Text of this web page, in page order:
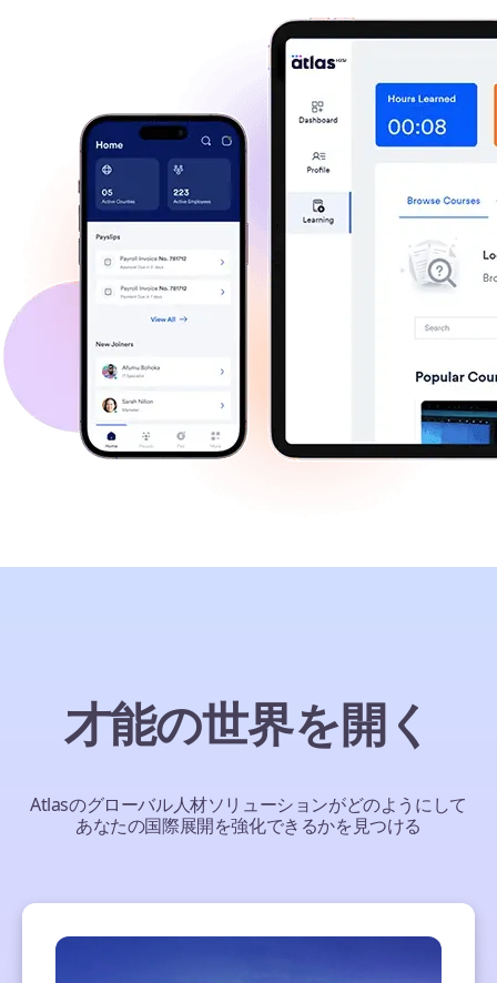
才能の世界を開く
Atlasのグローバル人材ソリューションがどのようにして
あなたの国際展開を強化できるかを見つける